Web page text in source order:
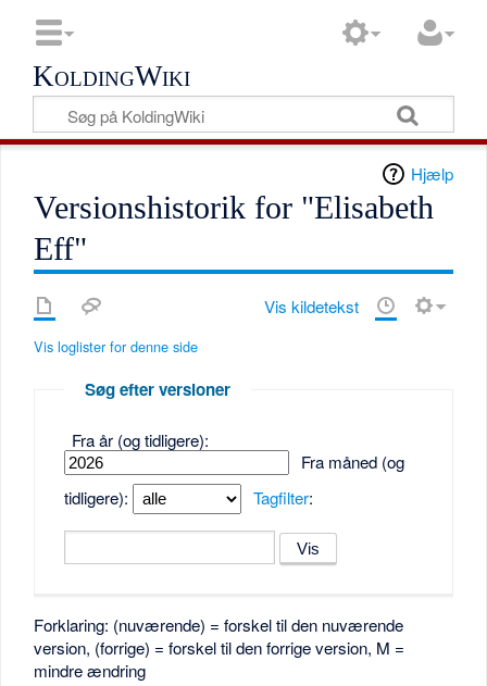
KoldingWiki
Hjælp
Versionshistorik for "Elisabeth
Eff"
Vis kildetekst
Vis loglister for denne side
Søg efter versioner
Fra år (og tidligere):
Fra måned (og
tidligere):
Tagfilter:
Forklaring: (nuværende) = forskel til den nuværende
version, (forrige) = forskel til den forrige version, M =
mindre ændring